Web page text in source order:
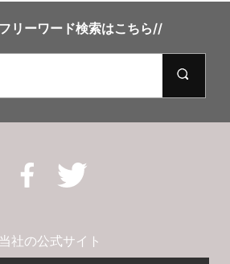
リーワード検索はこちら//
当社の公式サイト